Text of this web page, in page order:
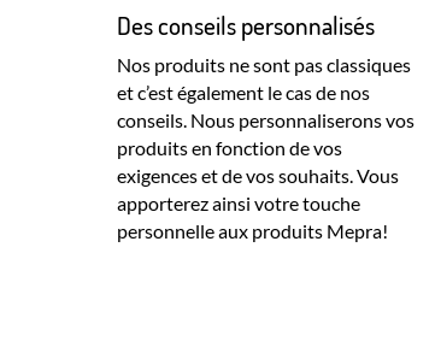
Des conseils personnalisés
Nos produits ne sont pas classiques
et c’est également le cas de nos
conseils. Nous personnaliserons vos
produits en fonction de vos
exigences et de vos souhaits. Vous
apporterez ainsi votre touche
personnelle aux produits Mepra!